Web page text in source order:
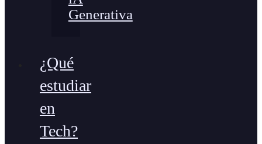
Generativa
¿Qué
estudiar
en
Tech?